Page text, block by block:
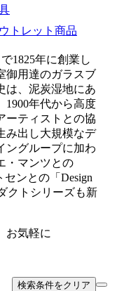
トレット商品
1825年に創業し
御用達のガラスブ
は、泥炭湿地にあ
1900年代から高度
ーティストとの協
み出し大規模なデ
ングループに加わ
・マンツとの
ンとの「Design
クトシリーズも新
お気軽に
検索条件をクリア